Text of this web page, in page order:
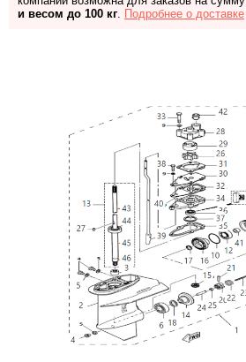
и весом до 100 кг. Подробнее о доставке